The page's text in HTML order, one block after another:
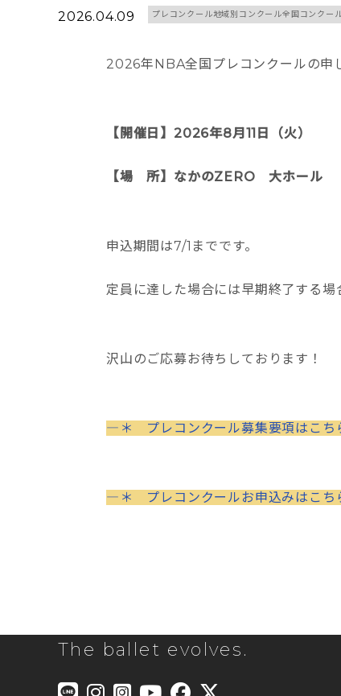
2026.04.09 プレコンクール地域別コンクール全国コンクー
2026年NBA全国プレコンクールの申
【開催日】2026年8月11日（火）
【場 所】なかのZERO 大ホール
申込期間は7/1までです。
定員に達した場合には早期終了する場
沢山のご応募お待ちしております！
―＊ プレコンクール募集要項は
―＊ プレコンクールお申込みは
The ballet evolves.